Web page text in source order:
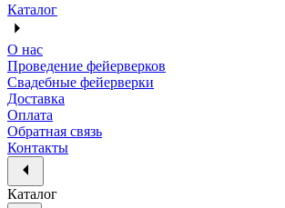
Каталог
О нас
Проведение фейерверков
Свадебные фейерверки
Доставка
Оплата
Обратная связь
Контакты
Каталог